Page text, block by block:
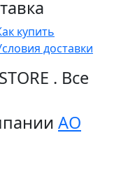
купить
доставки
. Все
АО